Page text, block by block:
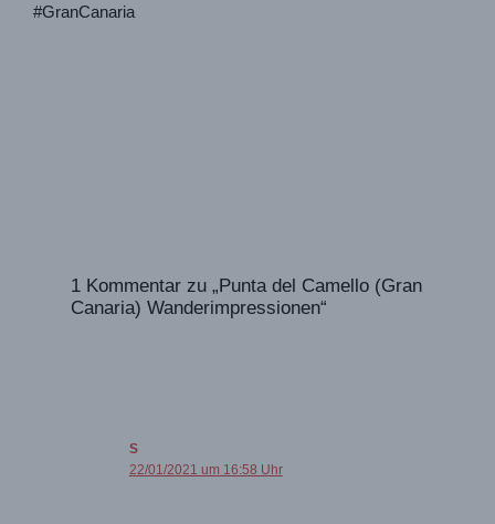
#GranCanaria
1 Kommentar zu „Punta del Camello (Gran
Canaria) Wanderimpressionen“
S
22/01/2021 um 16:58 Uhr